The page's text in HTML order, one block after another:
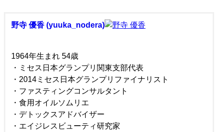
野寺 優香 (yuuka_nodera)
1964年生まれ 54歳
・ミセス日本グランプリ関東支部代表
・2014ミセス日本グランプリファイナリスト
・ファスティングコンサルタント
・食用オイルソムリエ
・デトックスアドバイザー
・エイジレスビューティ研究家